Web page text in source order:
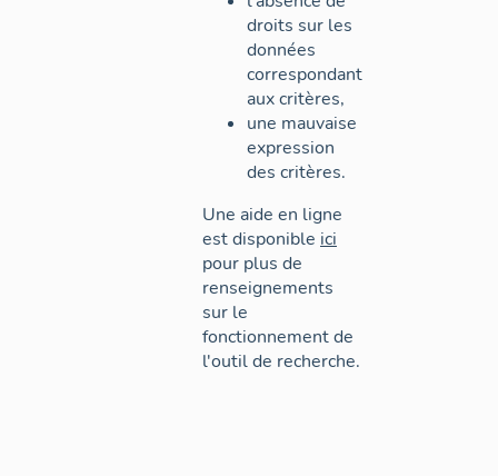
droits sur les
données
correspondant
aux critères,
une mauvaise
expression
des critères.
Une aide en ligne
est disponible ici
pour plus de
renseignements
sur le
fonctionnement de
l'outil de recherche.